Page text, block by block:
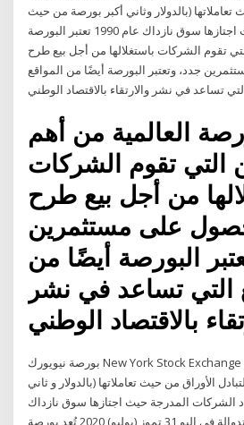
تعاملاتها (بالدولار وثاني أكبر بورصة من حيث
عدد الشركات المدرجة حيث اجتازها سوق نازداك عام 1990 تعتبر البورصة
تقوم الشركات باستغلالها من أجل بيع طرح
جدد، وتعتبر البورصة أيضًا من المواقع
العالمية من أهم
التي تقوم الشركات
من أجل بيع طرح
على مستثمرين
البورصة أيضًا من
التي تساعد في نشر
بورصة نيويورك New York Stock Exchange NYSE ، تقع في مدينة
الأوراق من حيث تعاملاتها (بالدولار و ثاني
الشركات المدرجة حيث اجتازها سوق نازداك